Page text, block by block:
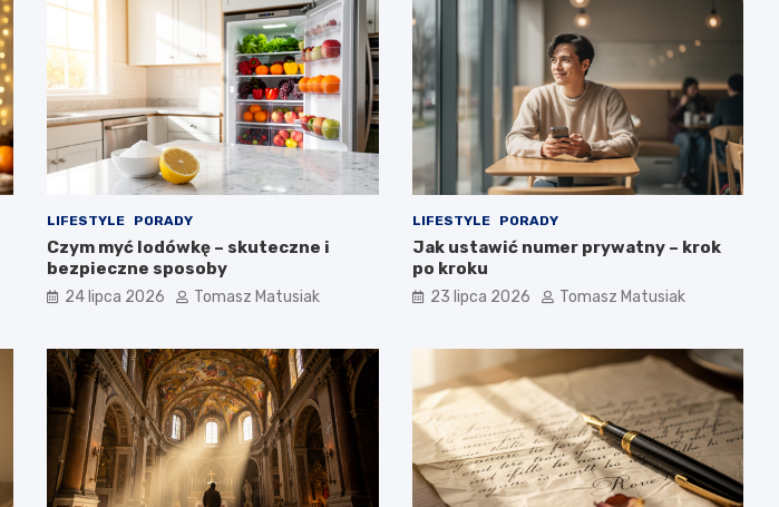
LIFESTYLE PORADY
Czym myć lodówkę – skuteczne i
bezpieczne sposoby
24 lipca 2026 Tomasz Matusiak
LIFESTYLE PORADY
Jak ustawić numer prywatny – krok
po kroku
23 lipca 2026 Tomasz Matusiak